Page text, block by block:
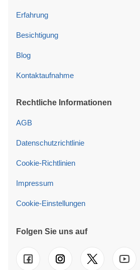
Erfahrung
Besichtigung
Blog
Kontaktaufnahme
Rechtliche Informationen
AGB
Datenschutzrichtlinie
Cookie-Richtlinien
Impressum
Cookie-Einstellungen
Folgen Sie uns auf